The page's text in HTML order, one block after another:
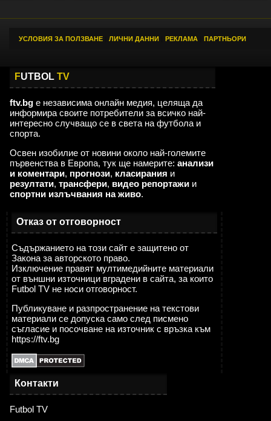
УСЛОВИЯ ЗА ПОЛЗВАНЕ ЛИЧНИ ДАННИ РЕКЛАМА ПАРТНЬОРИ
FUTBOL TV
ftv.bg е независима онлайн медия, целяща да
информира своите потребители за всичко най-
интересно случващо се в света на футбола и
спорта.
Освен изобилие от новини около най-големите
първенства в Европа, тук ще намерите: анализи
и коментари, прогнози, класирания и
резултати, трансфери, видео репортажи и
спортни излъчвания на живо.
Отказ от отговорност
Съдържанието на този сайт е защитено от
Закона за авторското право.
Изключение правят мултимедийните материали
от външни източници вградени в сайта, за които
Futbol TV не носи отговорност.
Публикуване и разпространение на текстови
материали се допуска само след писмено
съгласие и посочване на източник с връзка към
https://ftv.bg
Контакти
Futbol TV